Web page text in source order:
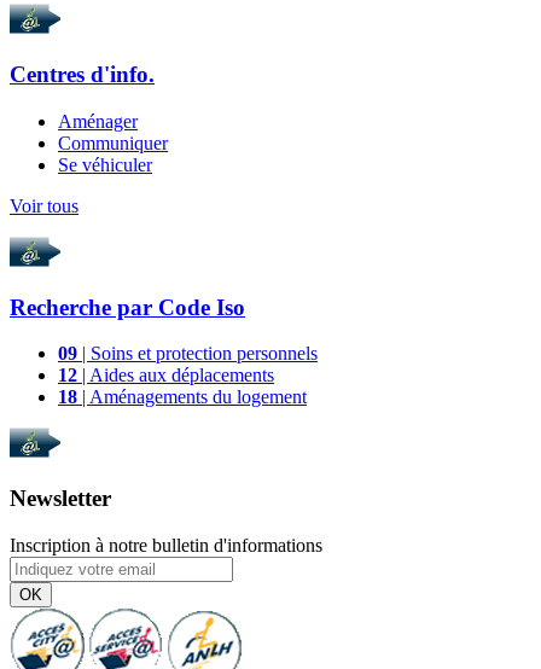
Centres d'info.
Aménager
Communiquer
Se véhiculer
Voir tous
Recherche par Code Iso
09 | Soins et protection personnels
12 | Aides aux déplacements
18 | Aménagements du logement
Newsletter
Inscription à notre bulletin d'informations
OK